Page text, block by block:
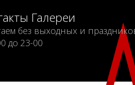
Галереи
без выходных и
до 23-00